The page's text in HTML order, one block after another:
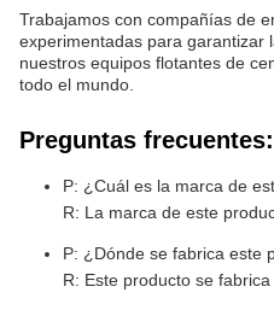
Trabajamos con compañías de
experimentadas para garantizar
nuestros equipos flotantes de
todo el mundo.
Preguntas frecuentes:
P: ¿Cuál es la marca de
R: La marca de este
P: ¿Dónde se fabrica este
R: Este producto se fabrica